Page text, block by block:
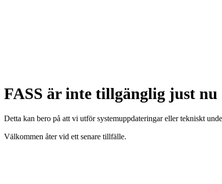
FASS är inte tillgänglig just nu
Detta kan bero på att vi utför systemuppdateringar eller tekniskt
Välkommen åter vid ett senare tillfälle.